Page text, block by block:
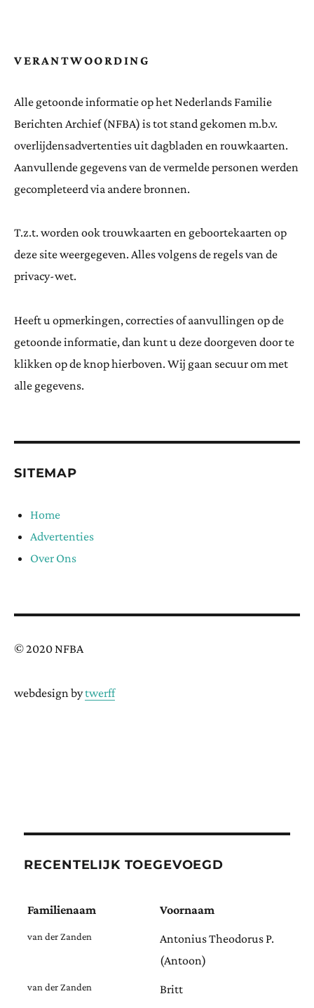
VERANTWOORDING
Alle getoonde informatie op het Nederlands Familie
Berichten Archief (NFBA) is tot stand gekomen m.b.v.
overlijdensadvertenties uit dagbladen en rouwkaarten.
Aanvullende gegevens van de vermelde personen werden
gecompleteerd via andere bronnen.
T.z.t. worden ook trouwkaarten en geboortekaarten op
deze site weergegeven. Alles volgens de regels van de
privacy-wet.
Heeft u opmerkingen, correcties of aanvullingen op de
getoonde informatie, dan kunt u deze doorgeven door te
klikken op de knop hierboven. Wij gaan secuur om met
alle gegevens.
SITEMAP
Home
Advertenties
Over Ons
© 2020 NFBA
webdesign bytwerff
RECENTELIJK TOEGEVOEGD
Familienaam Voornaam
van der Zanden
Antonius Theodorus P.
(Antoon)
van der Zanden Britt